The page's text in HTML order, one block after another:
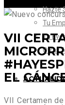
Hazte
Tu
Tu
Otras
VII
EL
VII Certamen